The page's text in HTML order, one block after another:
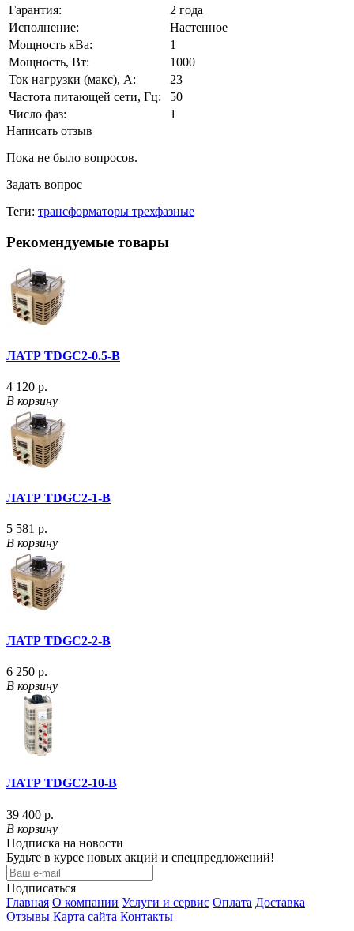
Гарантия:
2 года
Исполнение:
Настенное
Мощность кВа:
1
Мощность, Вт:
1000
Ток нагрузки (макс), А:
23
Частота питающей сети, Гц:
50
Число фаз:
1
Написать отзыв
Пока не было вопросов.
Задать вопрос
Теги: трансформаторы трехфазные
Рекомендуемые товары
ЛАТР TDGC2-0.5-В
4 120 р.
В корзину
ЛАТР TDGC2-1-В
5 581 р.
В корзину
ЛАТР TDGC2-2-В
6 250 р.
В корзину
ЛАТР TDGC2-10-В
39 400 р.
В корзину
Подписка на новости
Будьте в курсе новых акций и спецпредложений!
Подписаться
Главная О компании Услуги и сервис Оплата Доставка
Отзывы Карта сайта Контакты